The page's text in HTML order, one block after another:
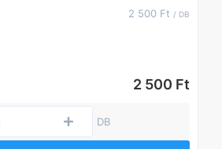
2 500 Ft / DB
2 500 Ft
DB